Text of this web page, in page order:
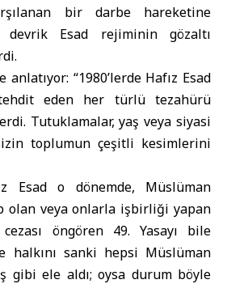
bir darbe hareketine
devrik Esad rejiminin gözaltı
“1980’lerde Hafız Esad
eden her türlü tezahürü
Tutuklamalar, yaş veya siyasi
toplumun çeşitli kesimlerini
Esad o dönemde, Müslüman
olan veya onlarla işbirliği yapan
öngören 49. Yasayı bile
halkını sanki hepsi Müslüman
gibi ele aldı; oysa durum böyle